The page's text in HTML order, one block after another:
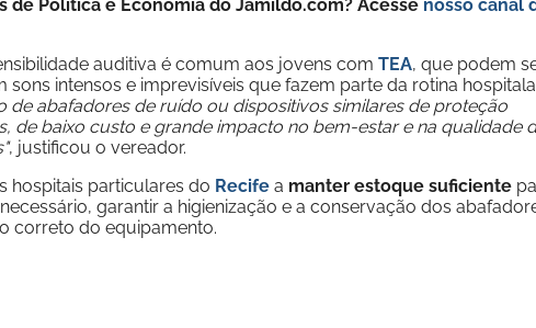
Política e Economia do Jamildo.com? Acesse nosso canal
auditiva é comum aos jovens com TEA, que podem
intensos e imprevisíveis que fazem parte da rotina
de abafadores de ruído ou dispositivos similares de proteção
de baixo custo e grande impacto no bem-estar e na qualidade
, justificou o vereador.
hospitais particulares do Recife a manter estoque suficiente
garantir a higienização e a conservação dos
correto do equipamento.